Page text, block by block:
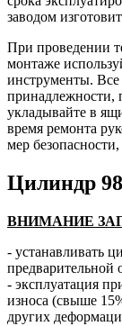
заводом
При проведении
монтаже
инструменты.
принадлежности,
укладывайте в
время ремонта
мер
Цилиндр
ВНИМАНИЕ
- устанавливать
предварительной
- эксплуатация
износа (свыше
других